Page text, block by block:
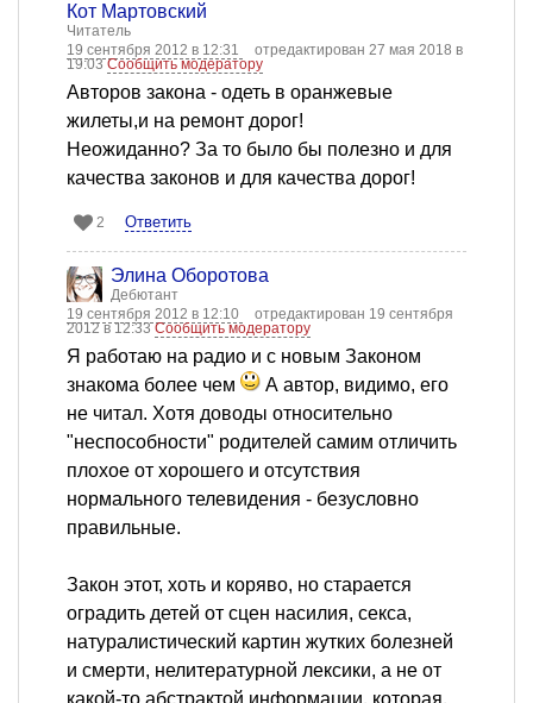
Кот Мартовский
Читатель
19 сентября 2012 в 12:31
отредактирован 27 мая 2018 в
19:03Сообщить модератору
Авторов закона - одеть в оранжевые
жилеты,и на ремонт дорог!
Неожиданно? За то было бы полезно и для
качества законов и для качества дорог!
2 Ответить
Элина Оборотова
Дебютант
19 сентября 2012 в 12:10
отредактирован 19 сентября
2012 в 12:33Сообщить модератору
Я работаю на радио и с новым Законом
знакома более чем
А автор, видимо, его
не читал. Хотя доводы относительно
"неспособности" родителей самим отличить
плохое от хорошего и отсутствия
нормального телевидения - безусловно
правильные.
Закон этот, хоть и коряво, но старается
оградить детей от сцен насилия, секса,
натуралистический картин жутких болезней
и смерти, нелитературной лексики, а не от
какой-то абстрактой информации, которая,